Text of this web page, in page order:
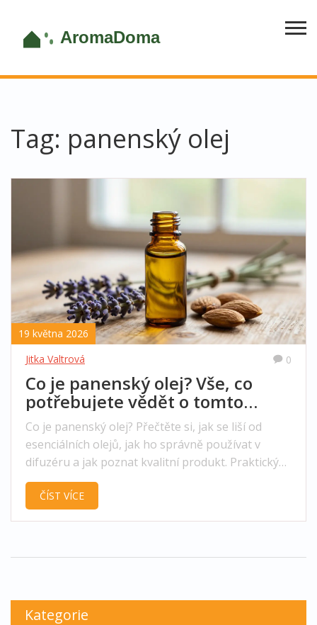
Tag: panenský olej
19 května 2026
Jitka Valtrová
0
Co je panenský olej? Vše, co
potřebujete vědět o tomto
prémiovém typu vonných olejů
Co je panenský olej? Přečtěte si, jak se liší od
esenciálních olejů, jak ho správně používat v
difuzéru a jak poznat kvalitní produkt. Praktický
průvodce pro milovníky vonných olejů.
ČÍST VÍCE
Kategorie